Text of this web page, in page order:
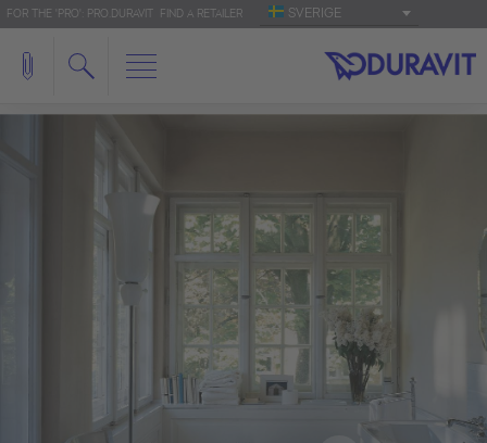
FOR THE 'PRO': PRO.DURAVIT FIND A RETAILER SVERIGE